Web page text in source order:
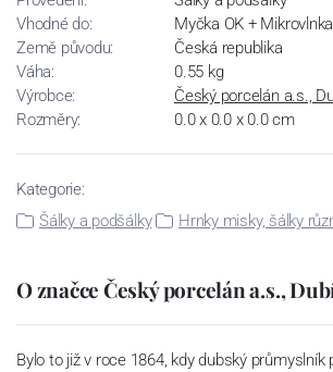
Vhodné do:
Myčka OK +
Země původu:
Česká republika
Váha:
0.55 kg
Výrobce:
Český porcelán a.s.,
Rozměry:
0.0 x 0.0 x 0.0 cm
Kategorie:
Šálky a podšálky
Hrnky misky, šálky
O značce Český porcelán a.s.,
Bylo to již v roce 1864, kdy dubský průmyslník